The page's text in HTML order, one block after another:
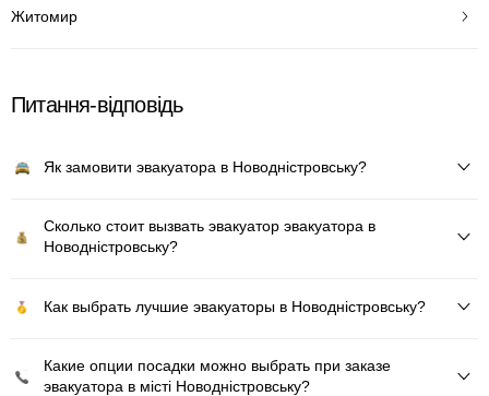
Житомир
Питання-відповідь
Як замовити эвакуатора в Новодністровську?
Сколько стоит вызвать эвакуатор эвакуатора в
Новодністровську?
Как выбрать лучшие эвакуаторы в Новодністровську?
Какие опции посадки можно выбрать при заказе
эвакуатора в місті Новодністровську?